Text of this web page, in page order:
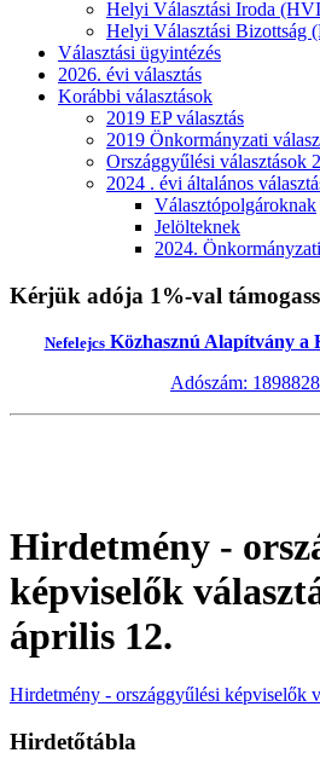
Helyi Választási Iroda
Helyi Választási Bizottság
Választási ügyintézés
2026. évi választás
Korábbi választások
2019 EP választás
2019 Önkormányzati
Országgyűlési választások
2024 . évi általános
Választópolgároknak
Jelölteknek
2024.
Kérjük adója 1%-val
NefelejcsKözhasznú Alapítvány a
Adószám:
Hirdetmény -
képviselők
április 12.
Hirdetmény - országgyűlési képviselők
Hirdetőtábla